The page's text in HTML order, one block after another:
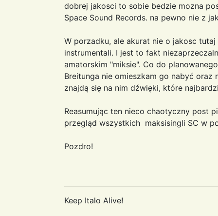
dobrej jakosci to sobie bedzie mozna
Space Sound Records. na pewno nie z
W porzadku, ale akurat nie o jakosc
instrumentali. I jest to fakt
amatorskim "miksie". Co do
Breitunga nie omieszkam go nabyć oraz
znajdą się na nim dźwięki, które
Reasumując ten nieco chaotyczny post
przegląd wszystkich maksisingli SC w
Pozdro!
Keep Italo Alive!